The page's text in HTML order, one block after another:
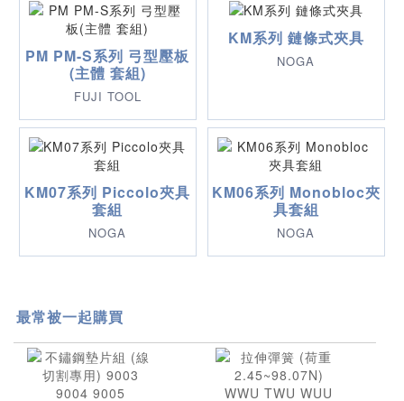
PM PM-S系列 弓型壓板
(主體 套組)
FUJI TOOL
KM系列 鏈條式夾具
NOGA
KM07系列 Piccolo夾具
套組
NOGA
KM06系列 Monobloc夾
具套組
NOGA
最常被一起購買